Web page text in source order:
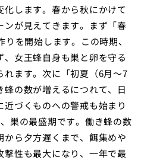
します。春から秋にかけて
が見えてきます。まず「春
を開始します。この時期、
女王蜂自身も巣と卵を守る
ます。次に「初夏（6月〜7
の数が増えるにつれて、日
づくものへの警戒も始まり
巣の最盛期です。働き蜂の数
ら夕方遅くまで、餌集めや
性も最大になり、一年で最